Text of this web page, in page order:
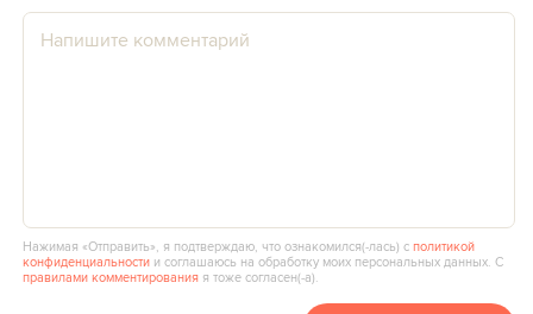
Нажимая «Отправить», я подтверждаю, что ознакомился(‑лась) сполитикой
конфиденциальности и соглашаюсь на обработку моих персональных данных. С
правилами комментирования я тоже согласен(‑а).